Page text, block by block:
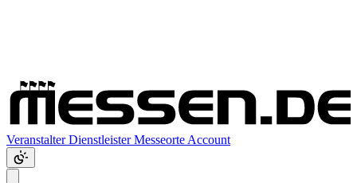
VeranstalterDienstleisterMesseorte Account